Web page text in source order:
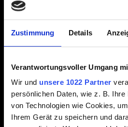
Zustimmung Details
Verantwortungsvoller Umgang
Wir und unsere 1022 Partner
persönlichen Daten, wie z. B.
von Technologien wie Cookies,
Ihrem Gerät zu speichern und
Fehle
rnachricht erhältst,
den Einladungslink „Freund
könnte es sein, dass du bereits
2. Um zuüberprüfen, ob ein Link
Einladenden und dem
dich bitte zumFreunde einladen-
playgwent.com-Kontos. Dort